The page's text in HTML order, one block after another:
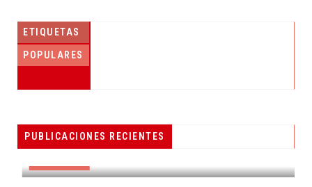
ETIQUETAS
POPULARES
PUBLICACIONES RECIENTES
PESCADORES RECIBEN EQUIPO DE
RADIOCOMUNICACIÓN